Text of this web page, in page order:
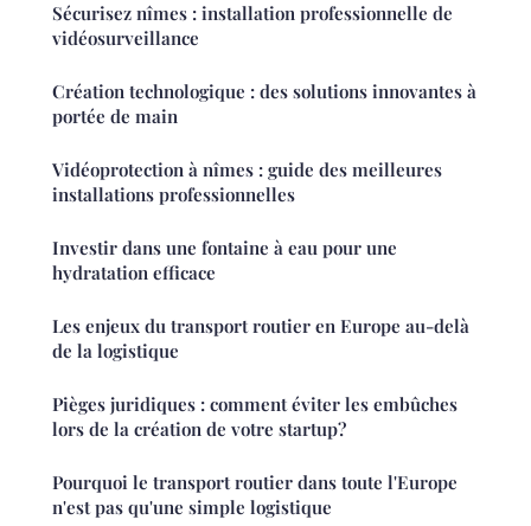
Sécurisez nîmes : installation professionnelle de
vidéosurveillance
Création technologique : des solutions innovantes à
portée de main
Vidéoprotection à nîmes : guide des meilleures
installations professionnelles
Investir dans une fontaine à eau pour une
hydratation efficace
Les enjeux du transport routier en Europe au-delà
de la logistique
Pièges juridiques : comment éviter les embûches
lors de la création de votre startup?
Pourquoi le transport routier dans toute l'Europe
n'est pas qu'une simple logistique